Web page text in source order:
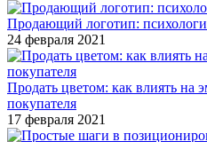
Продающий логотип:
24 февраля 2021
Продать цветом: как влиять на
покупателя
17 февраля 2021